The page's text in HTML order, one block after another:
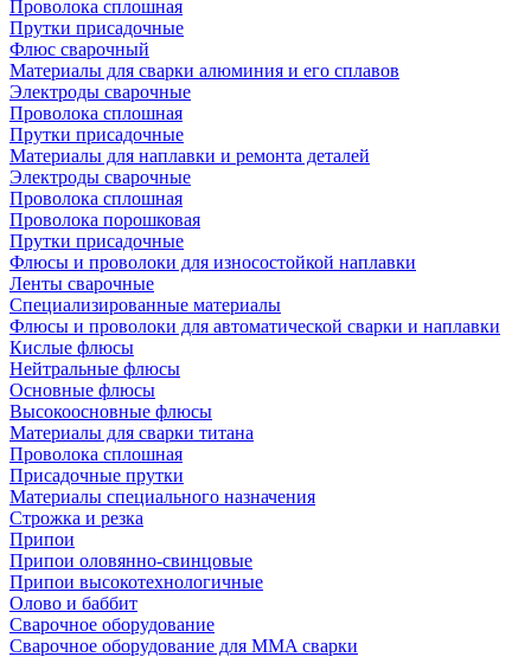
Проволока сплошная
Прутки присадочные
Флюс сварочный
Материалы для сварки алюминия и его сплавов
Электроды сварочные
Проволока сплошная
Прутки присадочные
Материалы для наплавки и ремонта деталей
Электроды сварочные
Проволока сплошная
Проволока порошковая
Прутки присадочные
Флюсы и проволоки для износостойкой наплавки
Ленты сварочные
Специализированные материалы
Флюсы и проволоки для автоматической сварки и наплавки
Кислые флюсы
Нейтральные флюсы
Основные флюсы
Высокоосновные флюсы
Материалы для сварки титана
Проволока сплошная
Присадочные прутки
Материалы специального назначения
Строжка и резка
Припои
Припои оловянно-свинцовые
Припои высокотехнологичные
Олово и баббит
Сварочное оборудование
Сварочное оборудование для MMA сварки